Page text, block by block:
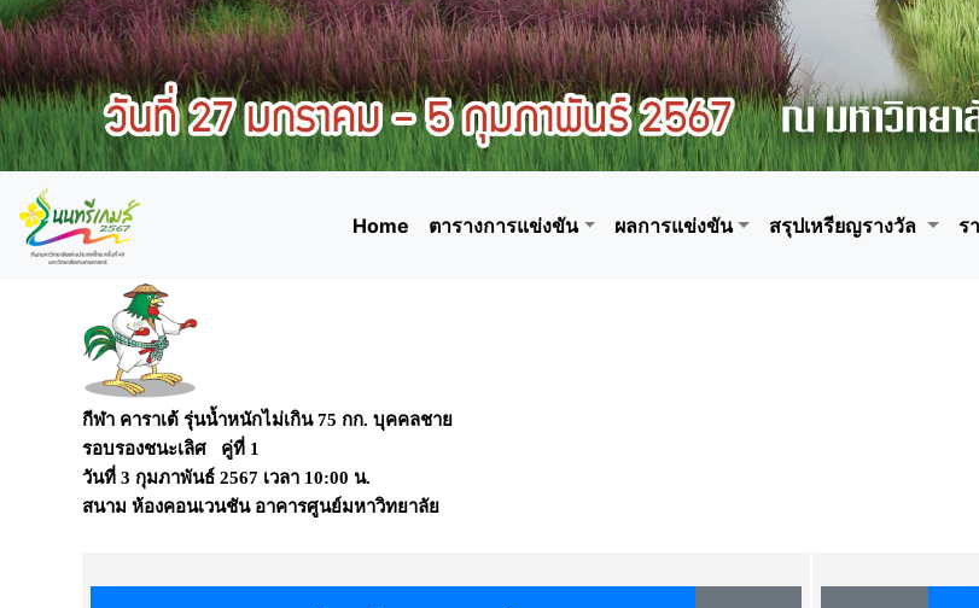
Home ตารางการแข่งขัน ผลการแข่งขัน สรุปเหรียญรางวัล ร
กีฬา คาราเต้ รุ่นน้ำหนักไม่เกิน 75 กก. บุคคลชาย
รอบรองชนะเลิศ คู่ที่ 1
วันที่ 3 กุมภาพันธ์ 2567 เวลา 10:00 น.
สนาม ห้องคอนเวนชัน อาคารศูนย์มหาวิทยาลัย